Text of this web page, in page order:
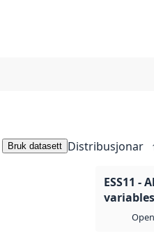
Bruk datasett Distribusjonar
ESS11 -